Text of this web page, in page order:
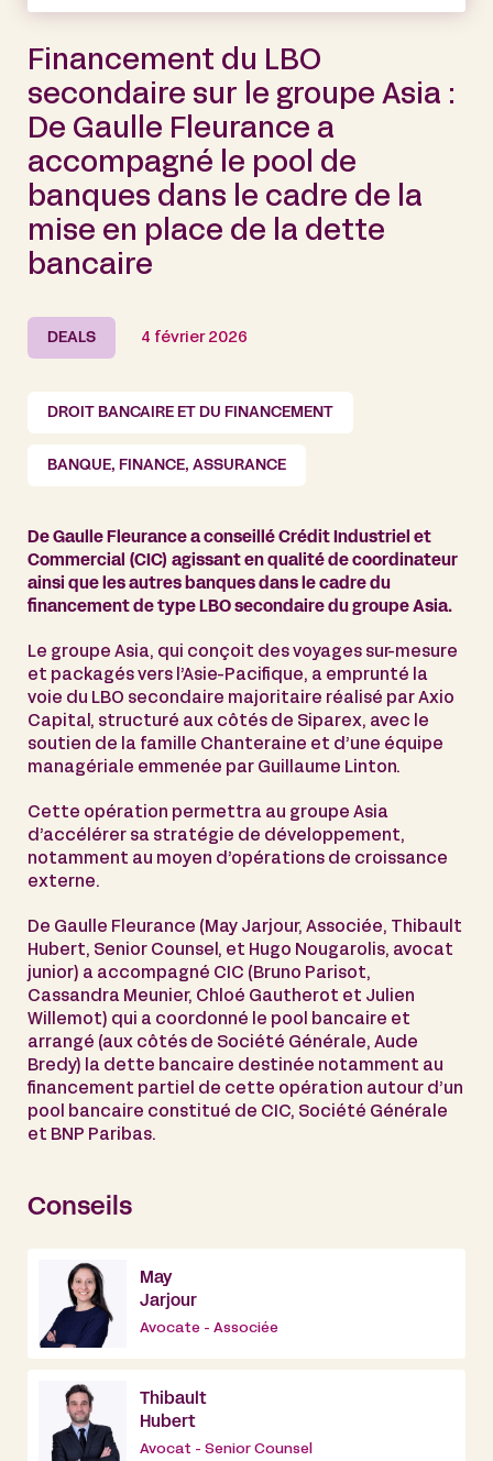
Financement du LBO
secondaire sur le groupe Asia :
De Gaulle Fleurance a
accompagné le pool de
banques dans le cadre de la
mise en place de la dette
bancaire
DEALS 4 février 2026
DROIT BANCAIRE ET DU FINANCEMENT
BANQUE, FINANCE, ASSURANCE
De Gaulle Fleurance a conseillé Crédit Industriel et
Commercial (CIC) agissant en qualité de coordinateur
ainsi que les autres banques dans le cadre du
financement de type LBO secondaire du groupe Asia.
Le groupe Asia, qui conçoit des voyages sur-mesure
et packagés vers l’Asie-Pacifique, a emprunté la
voie du LBO secondaire majoritaire réalisé par Axio
Capital, structuré aux côtés de Siparex, avec le
soutien de la famille Chanteraine et d’une équipe
managériale emmenée par Guillaume Linton.
Cette opération permettra au groupe Asia
d’accélérer sa stratégie de développement,
notamment au moyen d’opérations de croissance
externe.
De Gaulle Fleurance (May Jarjour, Associée, Thibault
Hubert, Senior Counsel, et Hugo Nougarolis, avocat
junior) a accompagné CIC (Bruno Parisot,
Cassandra Meunier, Chloé Gautherot et Julien
Willemot) qui a coordonné le pool bancaire et
arrangé (aux côtés de Société Générale, Aude
Bredy) la dette bancaire destinée notamment au
financement partiel de cette opération autour d’un
pool bancaire constitué de CIC, Société Générale
et BNP Paribas.
Conseils
May
Jarjour
Avocate - Associée
Thibault
Hubert
Avocat - Senior Counsel